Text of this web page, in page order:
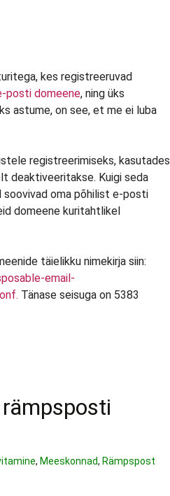
kes registreeruvad
posti domeene, ning üks
astume, on see, et me ei luba
registreerimiseks, kasutades
deaktiveeritakse. Kuigi seda
soovivad oma põhilist e-posti
domeene kuritahtlikel
täielikku nimekirja siin:
email-
Tänase seisuga on 5383
, Meeskonnad, Rämpspost